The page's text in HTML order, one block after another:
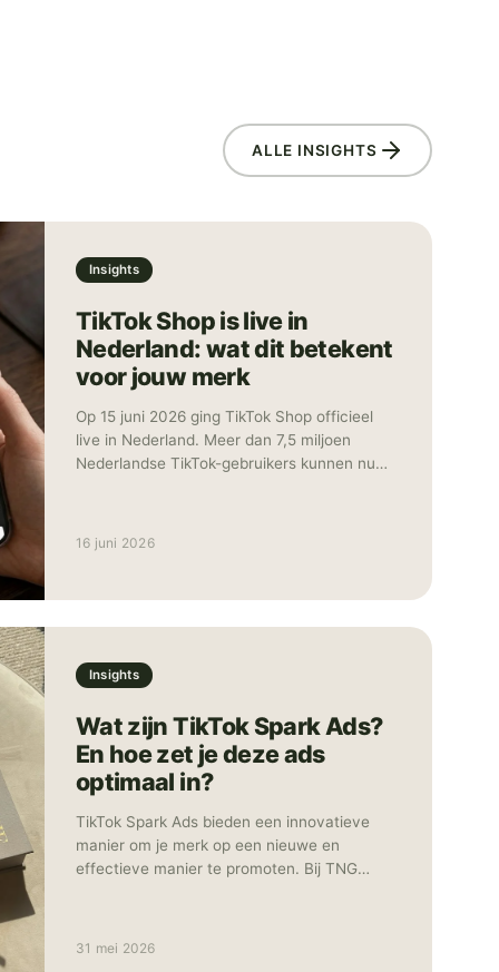
ALLE INSIGHTS
Insights
TikTok Shop is live in
Nederland: wat dit betekent
voor jouw merk
Op 15 juni 2026 ging TikTok Shop officieel
live in Nederland. Meer dan 7,5 miljoen
Nederlandse TikTok-gebruikers kunnen nu
gebeurt allemaal op hetzelfde scherm.
Tegelijk met Nederland lanceerde TikTok
Daarmee is het platform nu actief in negen
Europese landen. Social commerce, waarbij
één omgeving, is daarmee geen
realiteit. In deze blog leggen we uit hoe
TikTok Shop werkt, wat de kansen zijn voor
Nederlandse merken en hoe je als merk of
marketeer snel kunt instappen.
16 juni 2026
Insights
Wat zijn TikTok Spark Ads?
En hoe zet je deze ads
optimaal in?
TikTok Spark Ads bieden een innovatieve
manier om je merk op een nieuwe en
effectieve manier te promoten. Bij TNG
31 mei 2026